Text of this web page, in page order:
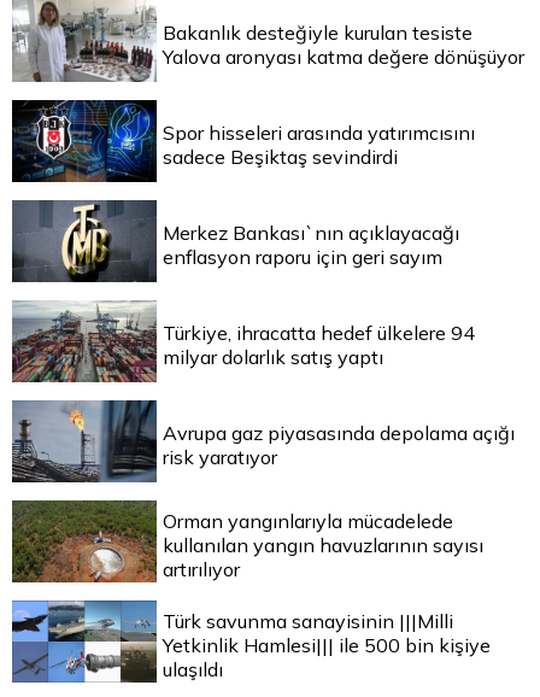
Bakanlık desteğiyle kurulan tesiste
Yalova aronyası katma değere dönüşüyor
Spor hisseleri arasında yatırımcısını
sadece Beşiktaş sevindirdi
Merkez Bankası`nın açıklayacağı
enflasyon raporu için geri sayım
Türkiye, ihracatta hedef ülkelere 94
milyar dolarlık satış yaptı
Avrupa gaz piyasasında depolama açığı
risk yaratıyor
Orman yangınlarıyla mücadelede
kullanılan yangın havuzlarının sayısı
artırılıyor
Türk savunma sanayisinin |||Milli
Yetkinlik Hamlesi||| ile 500 bin kişiye
ulaşıldı